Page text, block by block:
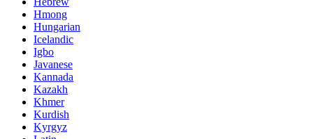
Hmong
Hungarian
Icelandic
Igbo
Javanese
Kannada
Kazakh
Khmer
Kurdish
Kyrgyz